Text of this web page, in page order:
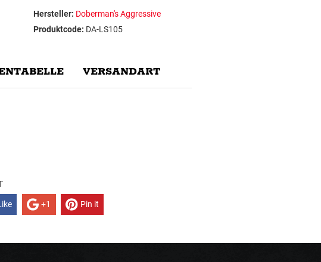
Hersteller: Doberman's Aggressive
Produktcode: DA-LS105
VERSANDART
+1 Pin it